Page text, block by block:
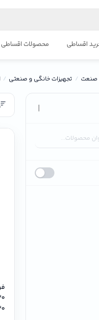
اقساطی محصولات اقساطی
صنعت تجهیزات خانگی و صنعتی
|